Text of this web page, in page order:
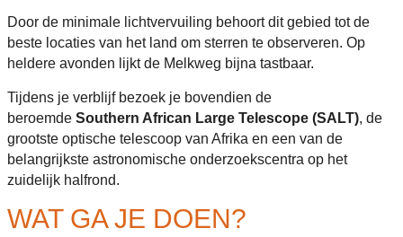
Door de minimale lichtvervuiling behoort dit gebied tot de
beste locaties van het land om sterren te observeren. Op
heldere avonden lijkt de Melkweg bijna tastbaar.
Tijdens je verblijf bezoek je bovendien de
beroemde Southern African Large Telescope (SALT), de
grootste optische telescoop van Afrika en een van de
belangrijkste astronomische onderzoekscentra op het
zuidelijk halfrond.
WAT GA JE DOEN?